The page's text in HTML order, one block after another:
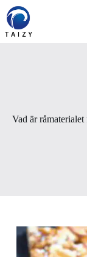
Skip
content
Vad är